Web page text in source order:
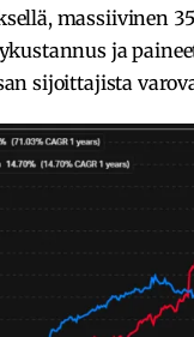
massiivinen
ja
sijoittajista